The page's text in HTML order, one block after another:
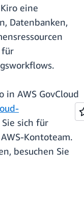
eine
Datenbanken,
für
AWS GovCloud
sich für
Kontoteam.
besuchen Sie